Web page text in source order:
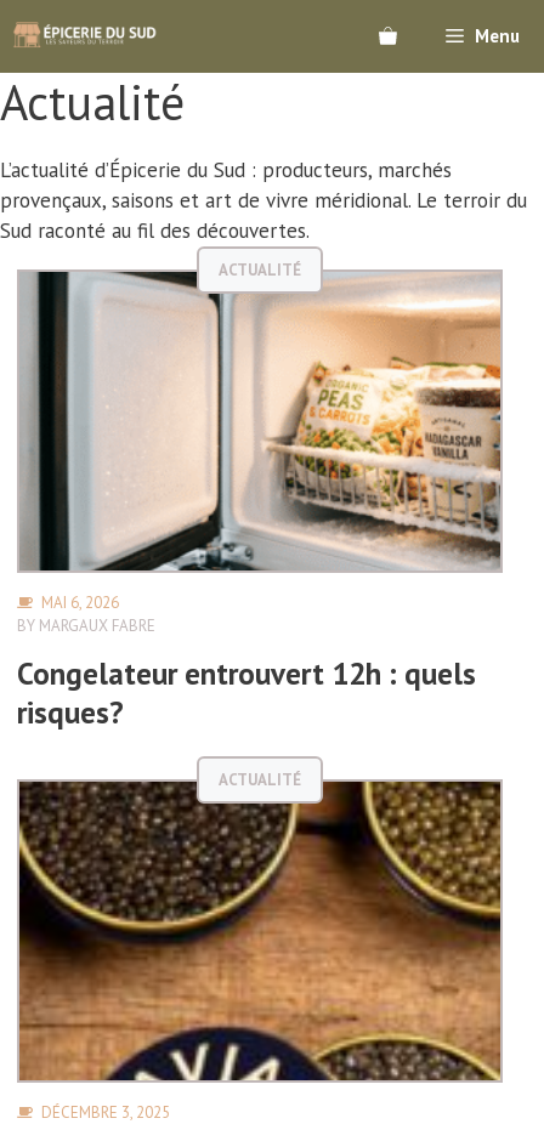
au
contenu
Menu
Actualité
L’actualité d’Épicerie du Sud : producteurs, marchés
provençaux, saisons et art de vivre méridional. Le terroir du
Sud raconté au fil des découvertes.
ACTUALITÉ
MAI 6, 2026
BY MARGAUX FABRE
Congelateur entrouvert 12h : quels
risques?
ACTUALITÉ
DÉCEMBRE 3, 2025